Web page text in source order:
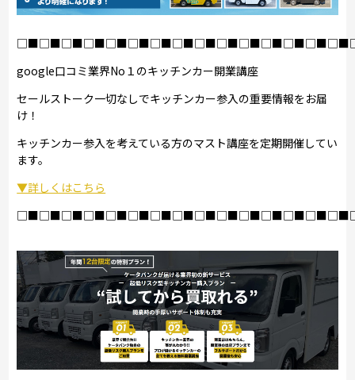
google口コミ業界No１のキッチンカー開業講座
セールストーク一切なしでキッチンカー参入の重要情報をお届
け！
キッチンカー参入を考えている方のマスト講座を定期開催してい
ます。
▼詳しくはこちら